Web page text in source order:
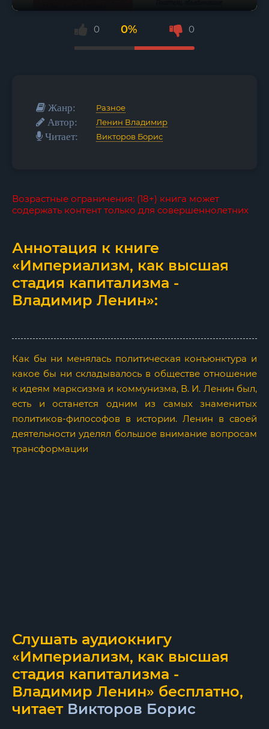
0 0% 0
Жанр: Разное
Автор: Ленин Владимир
Читает: Викторов Борис
Возрастные ограничения: (18+) книга может
содержать контент только для совершеннолетних
Аннотация к книге
«Империализм, как высшая
стадия капитализма -
Владимир Ленин»:
Как бы ни менялась политическая конъюнктура и
какое бы ни складывалось в обществе отношение
к идеям марксизма и коммунизма, В. И. Ленин был,
есть и останется одним из самых знаменитых
политиков-философов в истории. Ленин в своей
деятельности уделял большое внимание вопросам
трансформации
Слушать аудиокнигу
«Империализм, как высшая
стадия капитализма -
Владимир Ленин» бесплатно,
читает Викторов Борис